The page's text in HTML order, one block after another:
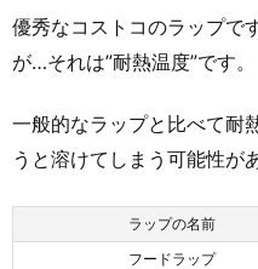
優秀なコストコのラップで
が…それは”耐熱温度”です。
一般的なラップと比べて耐
うと溶けてしまう可能性が
ラップの名前
フードラップ